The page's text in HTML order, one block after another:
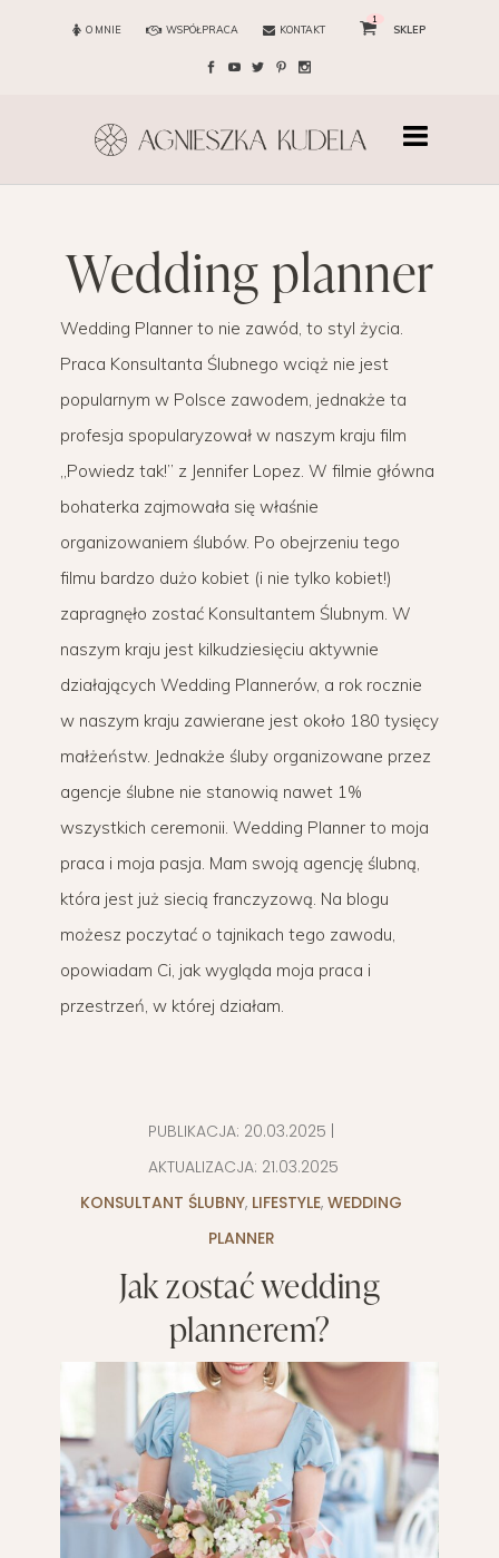
O MNIE WSPÓŁPRACA KONTAKT
1
SKLEP
wedding planner
Wedding Planner to nie zawód, to styl życia.
Praca Konsultanta Ślubnego wciąż nie jest
popularnym w Polsce zawodem, jednakże ta
profesja spopularyzował w naszym kraju film
„Powiedz tak!” z Jennifer Lopez. W filmie główna
bohaterka zajmowała się właśnie
organizowaniem ślubów. Po obejrzeniu tego
filmu bardzo dużo kobiet (i nie tylko kobiet!)
zapragnęło zostać Konsultantem Ślubnym. W
naszym kraju jest kilkudziesięciu aktywnie
działających Wedding Plannerów, a rok rocznie
w naszym kraju zawierane jest około 180 tysięcy
małżeństw. Jednakże śluby organizowane przez
agencje ślubne nie stanowią nawet 1%
wszystkich ceremonii. Wedding Planner to moja
praca i moja pasja. Mam swoją agencję ślubną,
która jest już siecią franczyzową. Na blogu
możesz poczytać o tajnikach tego zawodu,
opowiadam Ci, jak wygląda moja praca i
przestrzeń, w której działam.
PUBLIKACJA: 20.03.2025
AKTUALIZACJA: 21.03.2025
KONSULTANT ŚLUBNY, LIFESTYLE, WEDDING
PLANNER
Jak zostać wedding
plannerem?